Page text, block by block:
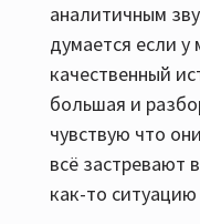
аналитичным
думается если
качественный
большая и
чувствую что
всё застревают
как-то